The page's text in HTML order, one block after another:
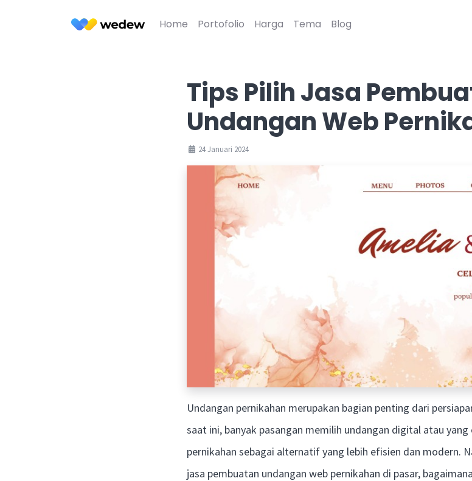
Home Portofolio Harga Tema Blog
Tips Pilih Jasa
Undangan Web
24 Januari 2024
Undangan pernikahan merupakan bagian penting dari
saat ini, banyak pasangan memilih undangan digital atau
pernikahan sebagai alternatif yang lebih efisien dan modern.
jasa pembuatan undangan web pernikahan di pasar,